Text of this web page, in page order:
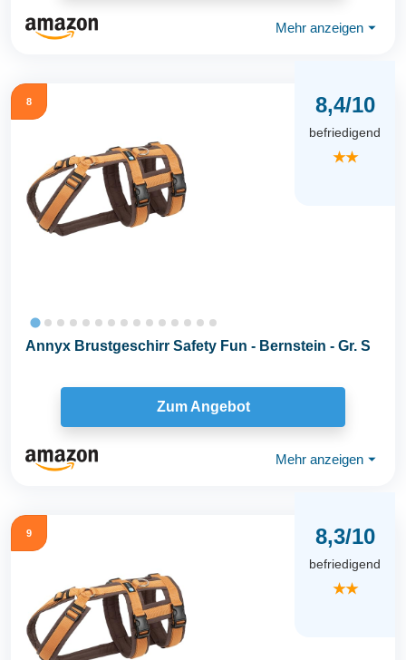
Mehr anzeigen ⏷
8 8,4/10
befriedigend
★★
Annyx Brustgeschirr Safety Fun - Bernstein - Gr. S
Zum Angebot
Mehr anzeigen ⏷
9 8,3/10
befriedigend
★★